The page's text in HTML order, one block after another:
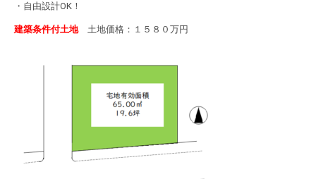
・自由設計OK！
建築条件付土地土地価格：１５８０万円